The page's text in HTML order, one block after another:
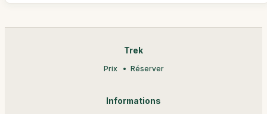
Trek
Prix Réserver
Informations